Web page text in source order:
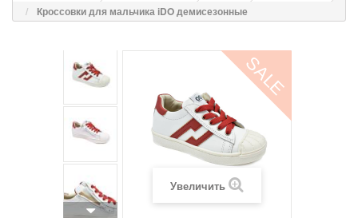
Кроссовки для мальчика іDO демисезонные
SALE
Увеличить